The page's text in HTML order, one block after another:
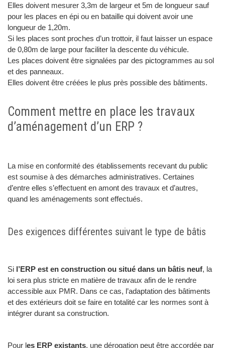
Elles doivent mesurer 3,3m de largeur et 5m de longueur sauf
pour les places en épi ou en bataille qui doivent avoir une
longueur de 1,20m.
Si les places sont proches d’un trottoir, il faut laisser un espace
de 0,80m de large pour faciliter la descente du véhicule.
Les places doivent être signalées par des pictogrammes au sol
et des panneaux.
Elles doivent être créées le plus près possible des bâtiments.
Comment mettre en place les travaux
d’aménagement d’un ERP ?
La mise en conformité des établissements recevant du public
est soumise à des démarches administratives. Certaines
d’entre elles s’effectuent en amont des travaux et d’autres,
quand les aménagements sont effectués.
Des exigences différentes suivant le type de bâtis
Si l’ERP est en construction ou situé dans un bâtis neuf, la
loi sera plus stricte en matière de travaux afin de le rendre
accessible aux PMR. Dans ce cas, l’adaptation des bâtiments
et des extérieurs doit se faire en totalité car les normes sont à
intégrer durant sa construction.
Pour les ERP existants, une dérogation peut être accordée par